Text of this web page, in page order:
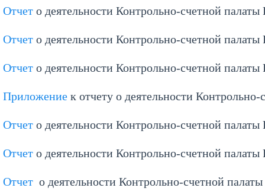
Отчет о деятельности Контрольно-счетной
Отчет о деятельности Контрольно-счетной
Отчет о деятельности Контрольно-счетной
Приложение к отчету о деятельности
Отчет о деятельности Контрольно-счетной
Отчет о деятельности Контрольно-счетной
Отчет о деятельности Контрольно-счетной